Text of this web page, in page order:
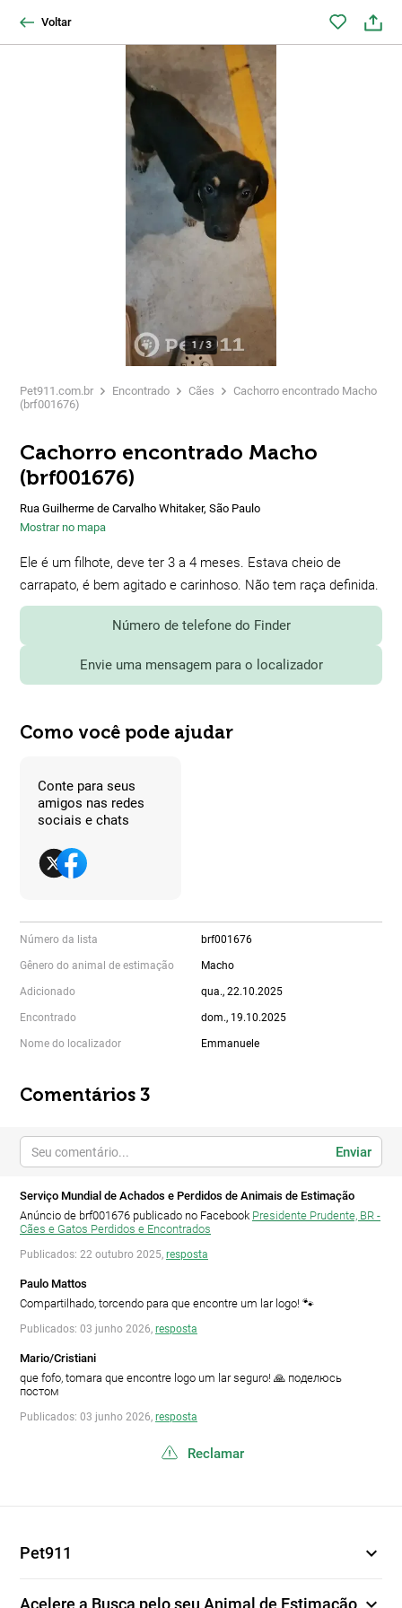
Voltar
1 /3
Pet911.com.br Encontrado Cães
Cachorro encontrado Macho
(brf001676)
Cachorro encontrado Macho
(brf001676)
Rua Guilherme de Carvalho Whitaker, São Paulo
Mostrar no mapa
Ele é um filhote, deve ter 3 a 4 meses. Estava cheio de
carrapato, é bem agitado e carinhoso. Não tem raça definida.
Número de telefone do Finder
Envie uma mensagem para o localizador
Como você pode ajudar
Conte para seus
amigos nas redes
sociais e chats
Número da lista brf001676
Gênero do animal de estimação Macho
Adicionado qua., 22.10.2025
Encontrado dom., 19.10.2025
Nome do localizador Emmanuele
Comentários 3
Enviar
Serviço Mundial de Achados e Perdidos de Animais de Estimação
Anúncio de brf001676 publicado no Facebook Presidente Prudente, BR -
Cães e Gatos Perdidos e Encontrados
Publicados: 22 outubro 2025, resposta
Paulo Mattos
Compartilhado, torcendo para que encontre um lar logo! 🐾
Publicados: 03 junho 2026, resposta
Mario/Cristiani
que fofo, tomara que encontre logo um lar seguro! 🙏 поделюсь
постом
Publicados: 03 junho 2026, resposta
Reclamar
Pet911 expand_more